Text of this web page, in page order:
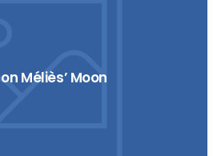
Méliès’ Moon